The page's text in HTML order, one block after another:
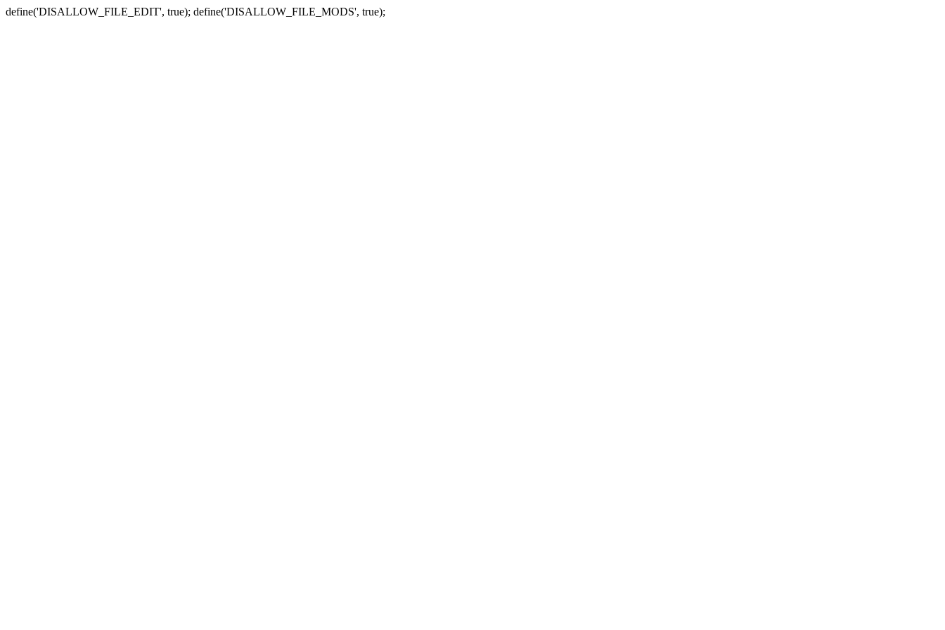
define('DISALLOW_FILE_EDIT', true); define('DISALLOW_FILE_MODS', true);